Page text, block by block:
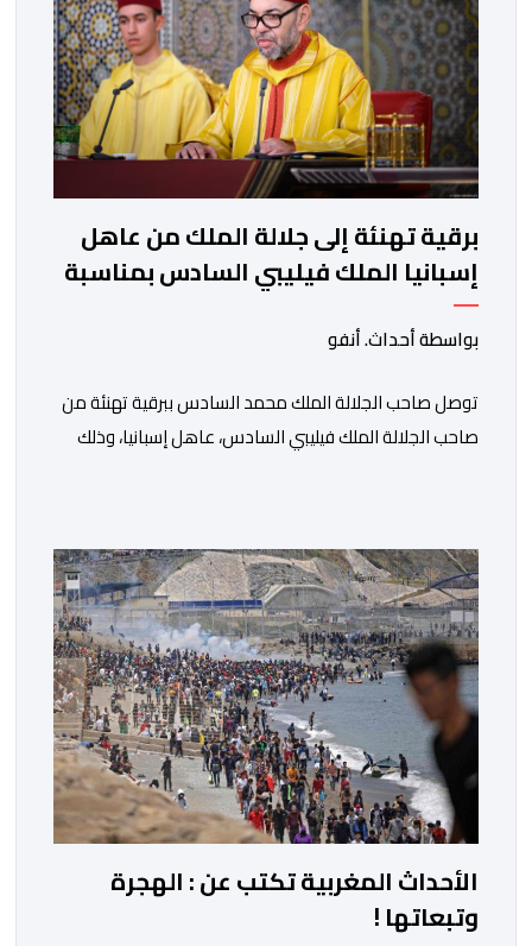
برقية تهنئة إلى جلالة الملك من عاهل
إسبانيا الملك فيليبي السادس بمناسبة
عيد العرش المجيد
بواسطة أحداث. أنفو
توصل صاحب الجلالة الملك محمد السادس ببرقية تهنئة من
صاحب الجلالة الملك فيليبي السادس، عاهل إسبانيا، وذلك
باسمه الخاص وباسم الحكومة والشعب الإسبانيين، عن أحر
تهانيه وأطيب تمنياته بالسعادة والصحة لشقيقه جلالة
الملك، وبالمزيد من الازدهار والرفاه للشعب المغربي. […]
الأحداث المغربية تكتب عن : الهجرة
وتبعاتها !